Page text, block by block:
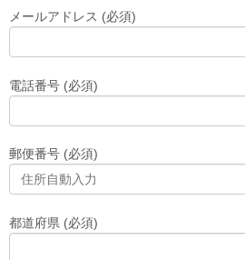
メールアドレス (必須)
電話番号 (必須)
郵便番号 (必須)
都道府県 (必須)